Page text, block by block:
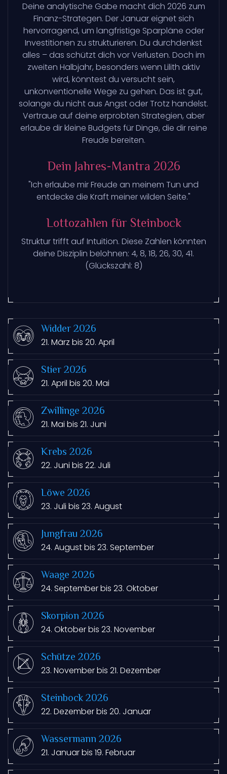
Deine analytische Gabe macht dich 2026 zum
Finanz-Strategen. Der Januar eignet sich
hervorragend, um langfristige Sparpläne oder
Investitionen zu strukturieren. Du durchdenkst
alles – das schützt dich vor Verlusten. Doch im
zweiten Halbjahr, besonders wenn Lilith aktiv
wird, könntest du versucht sein,
unkonventionelle Wege zu gehen. Das ist gut,
solange du nicht aus Angst oder Trotz handelst.
Vertraue auf deine erprobten Strategien, aber
erlaube dir kleine Budgets für Dinge, die dir reine
Freude bereiten.
Dein Jahres-Mantra 2026
"Ich erlaube mir Freude an meinem Tun und
entdecke die Kraft meiner wilden Seite."
Lottozahlen für Steinbock
Struktur trifft auf Intuition. Diese Zahlen könnten
deine Disziplin belohnen: 4, 8, 18, 26, 30, 41.
(Glückszahl: 8)
Widder 2026
21. März bis 20. April
Stier 2026
21. April bis 20. Mai
Zwillinge 2026
21. Mai bis 21. Juni
Krebs 2026
22. Juni bis 22. Juli
Löwe 2026
23. Juli bis 23. August
Jungfrau 2026
24. August bis 23. September
Waage 2026
24. September bis 23. Oktober
Skorpion 2026
24. Oktober bis 23. November
Schütze 2026
23. November bis 21. Dezember
Steinbock 2026
22. Dezember bis 20. Januar
Wassermann 2026
21. Januar bis 19. Februar